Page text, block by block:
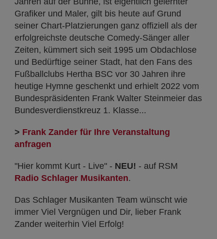
Grafiker und Maler, gilt bis heute auf Grund
seiner Chart-Platzierungen ganz offiziell als der
erfolgreichste deutsche Comedy-Sänger aller
Zeiten, kümmert sich seit 1995 um Obdachlose
und Bedürftige seiner Stadt, hat den Fans des
Fußballclubs Hertha BSC vor 30 Jahren ihre
heutige Hymne geschenkt und erhielt 2022 vom
Bundespräsidenten Frank Walter Steinmeier das
Bundesverdienstkreuz 1. Klasse...
> Frank Zander für Ihre Veranstaltung
anfragen
"Hier kommt Kurt - Live" - NEU! - auf RSM
Radio Schlager Musikanten.
Das Schlager Musikanten Team wünscht wie
immer Viel Vergnügen und Dir, lieber Frank
Zander weiterhin Viel Erfolg!